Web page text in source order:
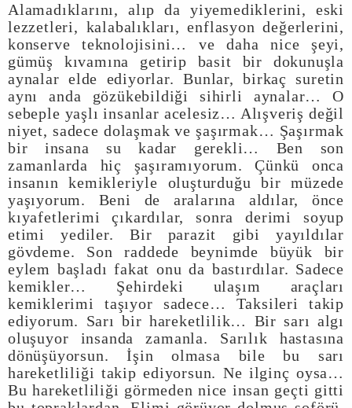
Alamadıklarını, alıp da yiyemediklerini, eski
lezzetleri, kalabalıkları, enflasyon değerlerini,
konserve teknolojisini… ve daha nice şeyi,
gümüş kıvamına getirip basit bir dokunuşla
aynalar elde ediyorlar. Bunlar, birkaç suretin
aynı anda gözükebildiği sihirli aynalar… O
sebeple yaşlı insanlar acelesiz… Alışveriş değil
niyet, sadece dolaşmak ve şaşırmak… Şaşırmak
bir insana su kadar gerekli… Ben son
zamanlarda hiç şaşıramıyorum. Çünkü onca
insanın kemikleriyle oluşturduğu bir müzede
yaşıyorum. Beni de aralarına aldılar, önce
kıyafetlerimi çıkardılar, sonra derimi soyup
etimi yediler. Bir parazit gibi yayıldılar
gövdeme. Son raddede beynimde büyük bir
eylem başladı fakat onu da bastırdılar. Sadece
kemikler… Şehirdeki ulaşım araçları
kemiklerimi taşıyor sadece… Taksileri takip
ediyorum. Sarı bir hareketlilik… Bir sarı algı
oluşuyor insanda zamanla. Sarılık hastasına
dönüşüyorsun. İşin olmasa bile bu sarı
hareketliliği takip ediyorsun. Ne ilginç oysa…
Bu hareketliliği görmeden nice insan geçti gitti